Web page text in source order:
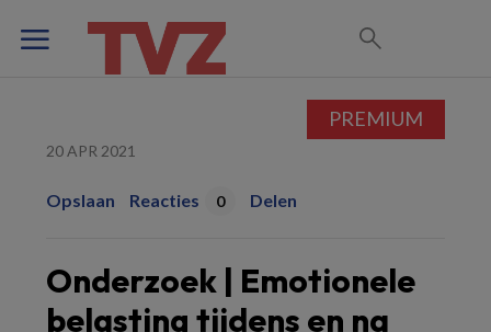
20 APR 2021
Opslaan Reacties 0 Delen
Onderzoek | Emotionele
belasting tijdens en na
PREMIUM